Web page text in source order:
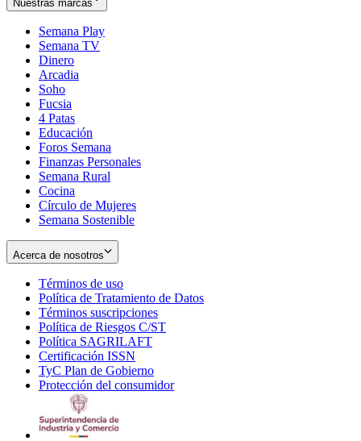
Nuestras marcas
Semana Play
Semana TV
Dinero
Arcadia
Soho
in
new
window
Fucsia
in
new
window
4 Patas
Educación
Foros Semana
Finanzas Personales
Semana Rural
Cocina
Círculo de Mujeres
Semana Sostenible
Acerca de nosotros
Términos de uso
in
new
window
Política de Tratamiento de Datos
Términos suscripciones
in
Política de Riesgos C/ST
Política SAGRILAFT
new
window
Certificación ISSN
in
new
TyC Plan de Gobierno
in
Protección del consumidorOpens